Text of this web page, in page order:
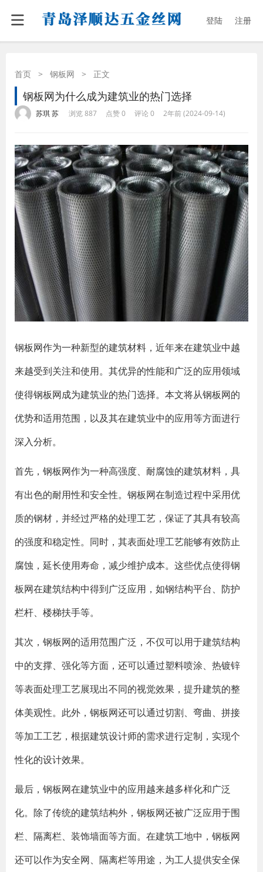
登陆 注册
首页 > 钢板网 > 正文
钢板网为什么成为建筑业的热门选择
苏琪 苏 浏览 887 点赞 0 评论 0 2年前 (2024-09-14)
钢板网作为一种新型的建筑材料，近年来在建筑业中越
来越受到关注和使用。其优异的性能和广泛的应用领域
使得钢板网成为建筑业的热门选择。本文将从钢板网的
优势和适用范围，以及其在建筑业中的应用等方面进行
深入分析。
首先，钢板网作为一种高强度、耐腐蚀的建筑材料，具
有出色的耐用性和安全性。钢板网在制造过程中采用优
质的钢材，并经过严格的处理工艺，保证了其具有较高
的强度和稳定性。同时，其表面处理工艺能够有效防止
腐蚀，延长使用寿命，减少维护成本。这些优点使得钢
板网在建筑结构中得到广泛应用，如钢结构平台、防护
栏杆、楼梯扶手等。
其次，钢板网的适用范围广泛，不仅可以用于建筑结构
中的支撑、强化等方面，还可以通过塑料喷涂、热镀锌
等表面处理工艺展现出不同的视觉效果，提升建筑的整
体美观性。此外，钢板网还可以通过切割、弯曲、拼接
等加工工艺，根据建筑设计师的需求进行定制，实现个
性化的设计效果。
最后，钢板网在建筑业中的应用越来越多样化和广泛
化。除了传统的建筑结构外，钢板网还被广泛应用于围
栏、隔离栏、装饰墙面等方面。在建筑工地中，钢板网
还可以作为安全网、隔离栏等用途，为工人提供安全保